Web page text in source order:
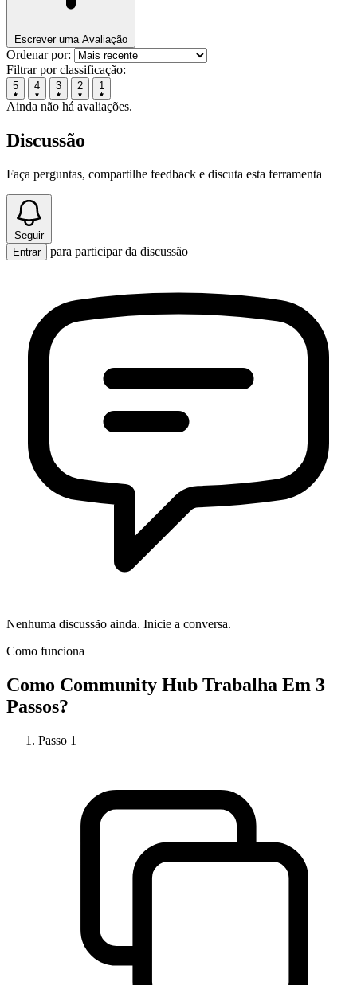
Escrever uma Avaliação
Ordenar por:
Filtrar por classificação:
5 4 3 2 1
Ainda não há avaliações.
Discussão
Faça perguntas, compartilhe feedback e discuta esta ferramenta
Seguir
Entrar
para participar da discussão
Nenhuma discussão ainda. Inicie a conversa.
Como funciona
Como Community Hub Trabalha Em 3
Passos?
Passo 1